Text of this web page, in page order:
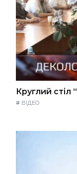
Круглий стіл
# ВІДЕО